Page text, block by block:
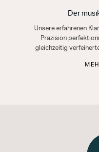
Der
Unsere erfahrenen
Präzision
gleichzeitig